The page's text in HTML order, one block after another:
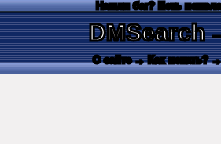
Нашли баг? Есть
DMSearch
О сайте → Как искать? →